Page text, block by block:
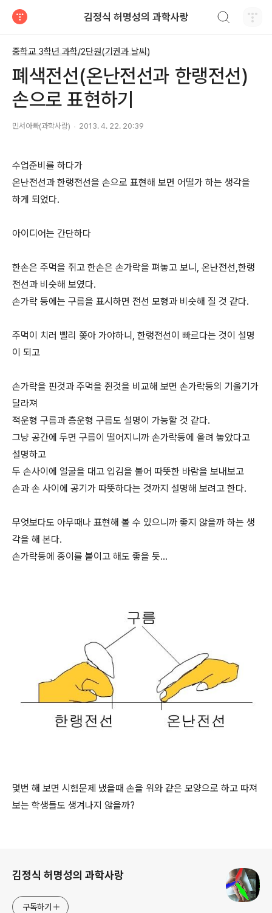
김정식 허명성의 과학사랑
중학교 3학년 과학/2단원(기권과 날씨)
폐색전선(온난전선과 한랭전선)
손으로 표현하기
민서아빠(과학사랑) 2013. 4. 22. 20:39
수업준비를 하다가
온난전선과 한랭전선을 손으로 표현해 보면 어떨가 하는 생각을
하게 되었다.
아이디어는 간단하다
한손은 주먹을 쥐고 한손은 손가락을 펴놓고 보니, 온난전선,한랭
전선과 비슷해 보였다.
손가락 등에는 구름을 표시하면 전선 모형과 비슷해 질 것 같다.
주먹이 치러 빨리 쫒아 가야하니, 한랭전선이 빠르다는 것이 설명
이 되고
손가락을 핀것과 주먹을 쥔것을 비교해 보면 손가락등의 기울기가
달라져
적운형 구름과 층운형 구름도 설명이 가능할 것 같다.
그냥 공간에 두면 구름이 떨어지니까 손가락등에 올려 놓았다고
설명하고
두 손사이에 얼굴을 대고 입김을 불어 따뜻한 바람을 보내보고
손과 손 사이에 공기가 따뜻하다는 것까지 설명해 보려고 한다.
무엇보다도 아무때나 표현해 볼 수 있으니까 좋지 않을까 하는 생
각을 해 본다.
손가락등에 종이를 붙이고 해도 좋을 듯...
몇번 해 보면 시험문제 냈을때 손을 위와 같은 모양으로 하고 따져
보는 학생들도 생겨나지 않을까?
김정식 허명성의 과학사랑
구독하기